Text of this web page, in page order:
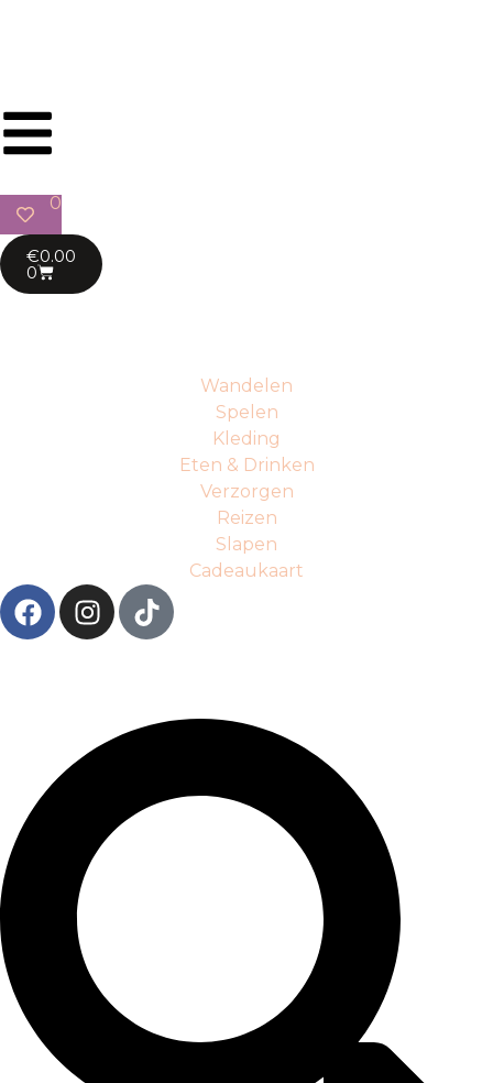
0
€0.00
0
Wandelen
Spelen
Kleding
Eten & Drinken
Verzorgen
Reizen
Slapen
Cadeaukaart